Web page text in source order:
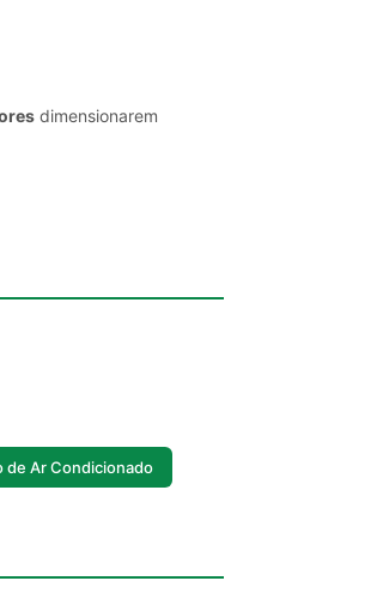
dimensionarem
de Ar Condicionado